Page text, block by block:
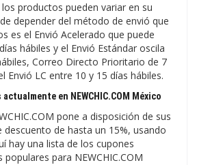
los productos pueden variar en su
depender del método de envió que
es el Envió Acelerado que puede
hábiles y el Envió Estándar oscila
Correo Directo Prioritario de 7
Envió LC entre 10 y 15 días hábiles.
en NEWCHIC.COM México
pone a disposición de sus
descuento de hasta un 15%, usando
hay una lista de los cupones
para NEWCHIC.COM